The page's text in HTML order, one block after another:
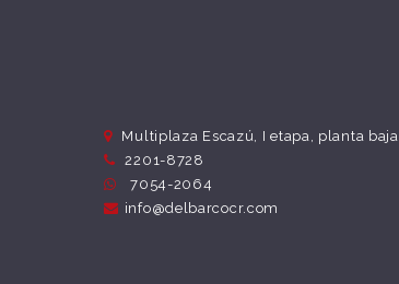
Multiplaza Escazú, I etapa, planta baja
2201-8728
7054-2064
info@delbarcocr.com